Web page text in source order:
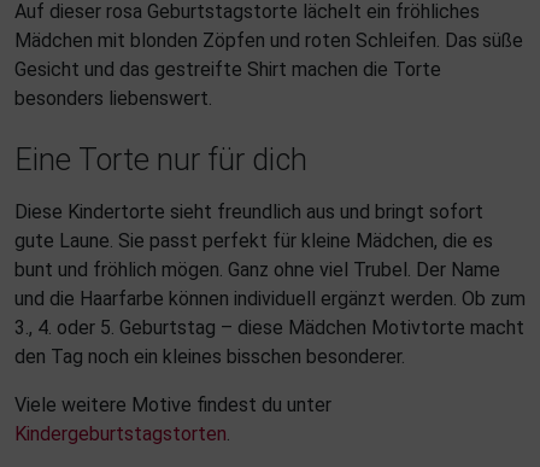
Auf dieser rosa Geburtstagstorte lächelt ein fröhliches
Mädchen mit blonden Zöpfen und roten Schleifen. Das süße
Gesicht und das gestreifte Shirt machen die Torte
besonders liebenswert.
Eine Torte nur für dich
Diese Kindertorte sieht freundlich aus und bringt sofort
gute Laune. Sie passt perfekt für kleine Mädchen, die es
bunt und fröhlich mögen. Ganz ohne viel Trubel. Der Name
und die Haarfarbe können individuell ergänzt werden. Ob zum
3., 4. oder 5. Geburtstag – diese Mädchen Motivtorte macht
den Tag noch ein kleines bisschen besonderer.
Viele weitere Motive findest du unter
Kindergeburtstagstorten.